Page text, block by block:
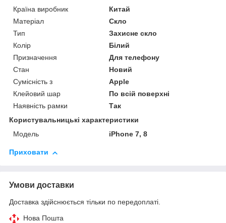
Країна виробник
Китай
Матеріал
Скло
Тип
Захисне скло
Колір
Білий
Призначення
Для телефону
Стан
Новий
Сумісність з
Apple
Клейовий шар
По всій поверхні
Наявність рамки
Так
Користувальницькі характеристики
Модель
iPhone 7, 8
Приховати
Умови доставки
Доставка здійснюється тільки по передоплаті.
Нова Пошта